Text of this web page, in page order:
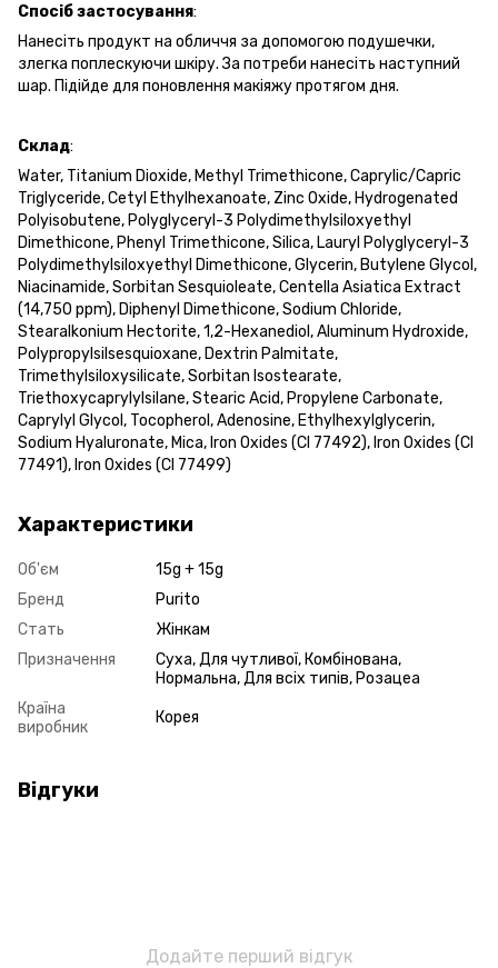
Спосібзастосування:
Нанесіть продукт на обличчя за допомогою подушечки,
злегка поплескуючи шкіру. За потреби нанесіть наступний
шар. Підійде для поновлення макіяжу протягом дня.
Склад:
Water, Titanium Dioxide, Methyl Trimethicone, Caprylic/Capric
Triglyceride, Cetyl Ethylhexanoate, Zinc Oxide, Hydrogenated
Polyisobutene, Polyglyceryl-3 Polydimethylsiloxyethyl
Dimethicone, Phenyl Trimethicone, Silica, Lauryl Polyglyceryl-3
Polydimethylsiloxyethyl Dimethicone, Glycerin, Butylene Glycol,
Niacinamide, Sorbitan Sesquioleate, Centella Asiatica Extract
(14,750 ppm), Diphenyl Dimethicone, Sodium Chloride,
Stearalkonium Hectorite, 1,2-Hexanediol, Aluminum Hydroxide,
Polypropylsilsesquioxane, Dextrin Palmitate,
Trimethylsiloxysilicate, Sorbitan Isostearate,
Triethoxycaprylylsilane, Stearic Acid, Propylene Carbonate,
Caprylyl Glycol, Tocopherol, Adenosine, Ethylhexylglycerin,
Sodium Hyaluronate, Mica, Iron Oxides (CI 77492), Iron Oxides (CI
77491), Iron Oxides (CI 77499)
Характеристики
Об'єм
15g + 15g
Бренд
Purito
Стать
Жінкам
Призначення
Суха, Для чутливої, Комбінована,
Нормальна, Для всіх типів, Розацеа
Країна
виробник
Корея
Відгуки
Додайте перший відгук